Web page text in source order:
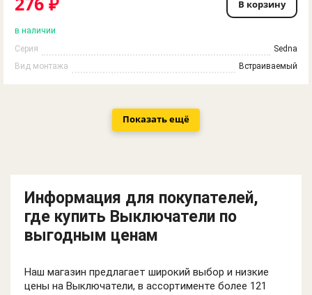
В корзину
в наличии
Серия
Sedna
Вид монтажа
Встраиваемый
Показать ещё
Информация для покупателей,
где купить Выключатели по
выгодным ценам
Наш магазин предлагает широкий выбор и низкие
цены на Выключатели, в ассортименте более 121